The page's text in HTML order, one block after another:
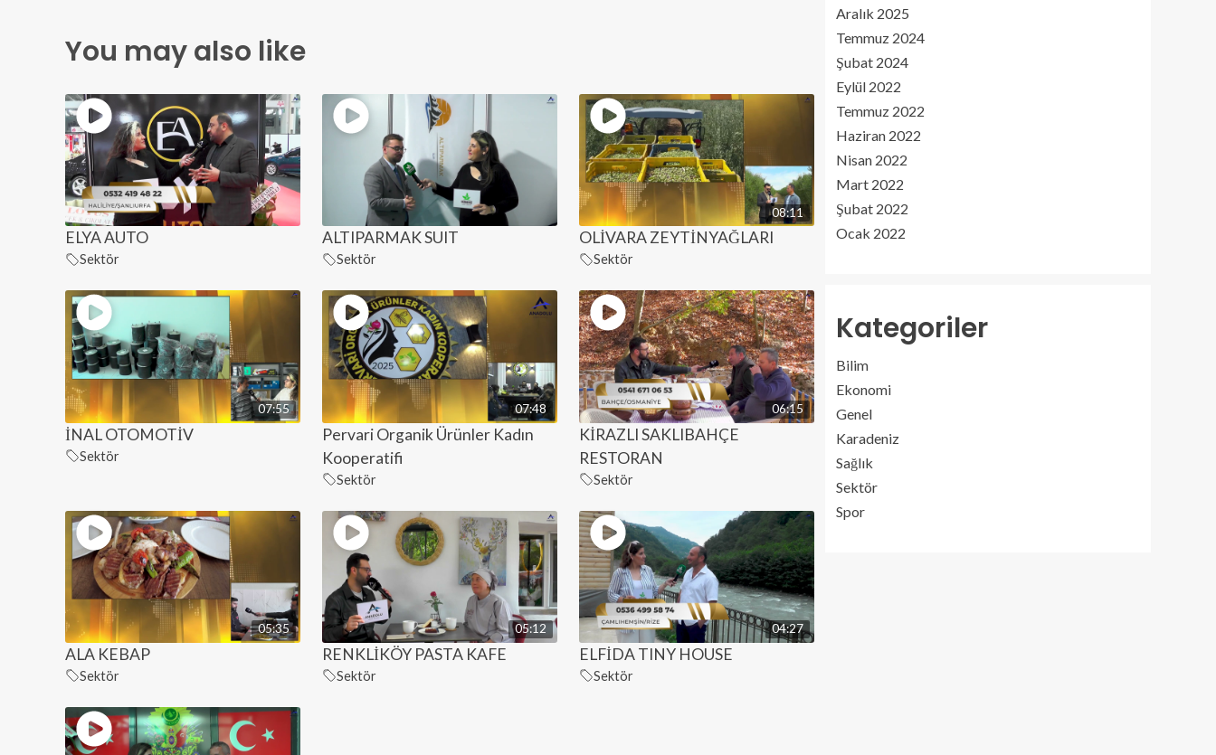
You may also like
ELYA AUTO
Sektör
ALTIPARMAK SUIT
Sektör
08:11
OLİVARA ZEYTİNYAĞLARI
Sektör
07:55
İNAL OTOMOTİV
Sektör
07:48
Pervari Organik Ürünler Kadın
Kooperatifi
Sektör
06:15
KİRAZLI SAKLIBAHÇE
RESTORAN
Sektör
05:35
ALA KEBAP
Sektör
05:12
RENKLİKÖY PASTA KAFE
Sektör
04:27
ELFİDA TINY HOUSE
Sektör
Aralık 2025
Temmuz 2024
Şubat 2024
Eylül 2022
Temmuz 2022
Haziran 2022
Nisan 2022
Mart 2022
Şubat 2022
Ocak 2022
Kategoriler
Bilim
Ekonomi
Genel
Karadeniz
Sağlık
Sektör
Spor